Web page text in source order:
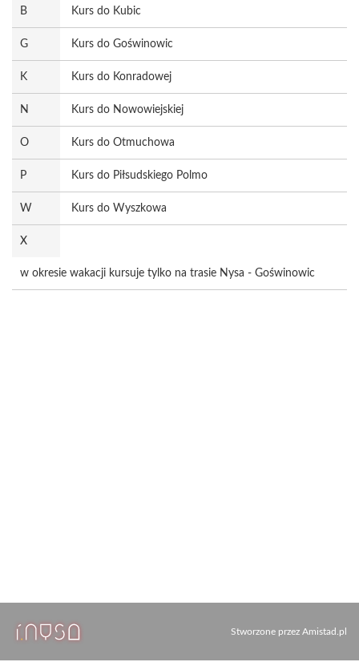
B Kurs do Kubic
G Kurs do Goświnowic
K Kurs do Konradowej
N Kurs do Nowowiejskiej
O Kurs do Otmuchowa
P Kurs do Piłsudskiego Polmo
W Kurs do Wyszkowa
X
w okresie wakacji kursuje tylko na trasie Nysa - Goświnowic
Stworzone przez Amistad.pl